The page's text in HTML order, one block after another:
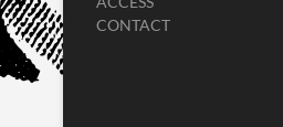
CONTACT